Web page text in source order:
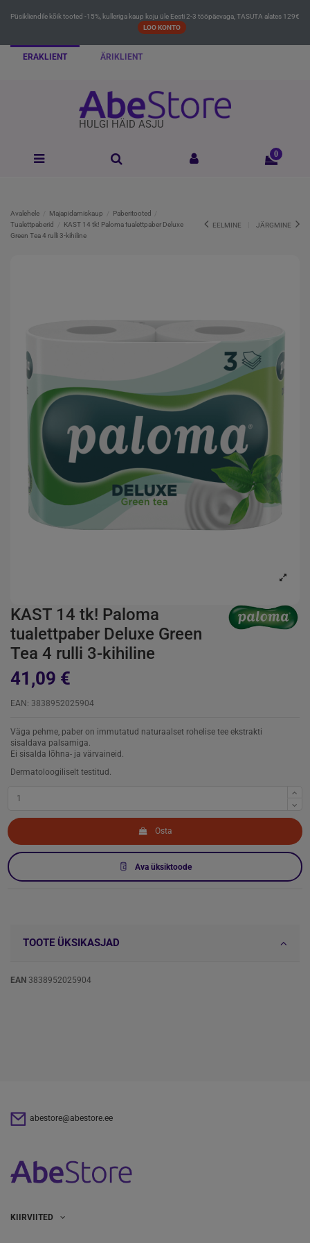
Püsikliendile kõik tooted -15%, kulleriga kaup koju üle Eesti 2-3 tööpäevaga, TASUTA alates 129€
LOO KONTO
ERAKLIENT ÄRIKLIENT
HULGI HÄID ASJU
0
Avalehele Majapidamiskaup
Paberitooted
Tualettpaberid
KAST 14 tk! Paloma tualettpaber Deluxe
Green Tea 4 rulli 3-kihiline
EELMINE JÄRGMINE
KAST 14 tk! Paloma
tualettpaber Deluxe Green
Tea 4 rulli 3-kihiline
41,09 €
EAN: 3838952025904
Väga pehme, paber on immutatud naturaalset rohelise tee ekstrakti
sisaldava palsamiga.
Ei sisalda lõhna- ja värvaineid.
Dermatoloogiliselt testitud.
Osta
Ava üksiktoode
TOOTE ÜKSIKASJAD
EAN 3838952025904
abestore@abestore.ee
KIIRVIITED